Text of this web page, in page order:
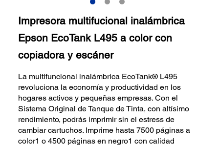
Impresora multifucional inalámbrica
Epson EcoTank L495 a color con
copiadora y escáner
La multifuncional inalámbrica EcoTank® L495
revoluciona la economía y productividad en los
hogares activos y pequeñas empresas. Con el
Sistema Original de Tanque de Tinta, con altísimo
rendimiento, podrás imprimir sin el estress de
cambiar cartuchos. Imprime hasta 7500 páginas a
color1 o 4500 páginas en negro1 con calidad